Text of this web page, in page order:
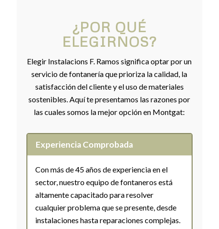
¿POR QUÉ
ELEGIRNOS?
Elegir Instalacions F. Ramos significa optar por un
servicio de fontanería que prioriza la calidad, la
satisfacción del cliente y el uso de materiales
sostenibles. Aquí te presentamos las razones por
las cuales somos la mejor opción en Montgat:
Experiencia Comprobada
Con más de 45 años de experiencia en el
sector, nuestro equipo de fontaneros está
altamente capacitado para resolver
cualquier problema que se presente, desde
instalaciones hasta reparaciones complejas.